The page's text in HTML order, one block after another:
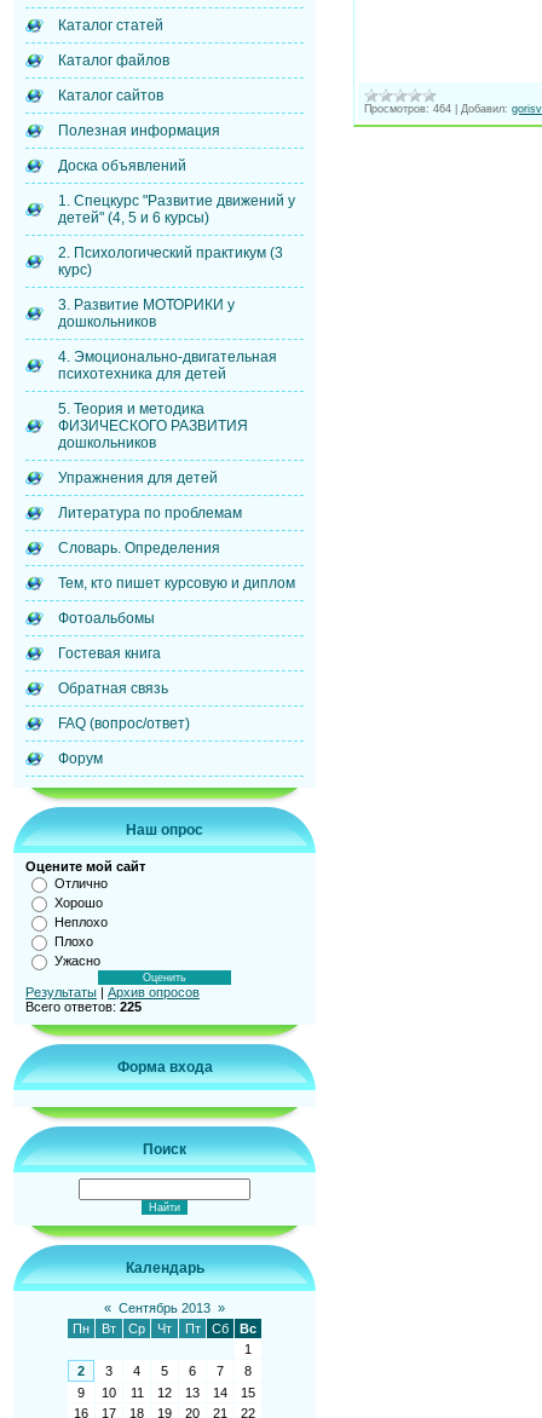
Каталог статей
Каталог файлов
Каталог сайтов
Полезная информация
Доска объявлений
1. Спецкурс "Развитие движений у
детей" (4, 5 и 6 курсы)
2. Психологический практикум (3
курс)
3. Развитие МОТОРИКИ у
дошкольников
4. Эмоционально-двигательная
психотехника для детей
5. Теория и методика
ФИЗИЧЕСКОГО РАЗВИТИЯ
дошкольников
Упражнения для детей
Литература по проблемам
Словарь. Определения
Тем, кто пишет курсовую и диплом
Фотоальбомы
Гостевая книга
Обратная связь
FAQ (вопрос/ответ)
Форум
Наш опрос
Оцените мой сайт
Отлично
Хорошо
Неплохо
Плохо
Ужасно
Результаты | Архив опросов
Всего ответов: 225
Форма входа
Поиск
Календарь
« Сентябрь 2013 »
Пн
Вт Ср Чт Пт Сб
Вс
1
2
3 4 5 6 7
8
9
10 11 12 13 14
15
16
17 18 19 20 21 22
Просмотров: 464 Добавил: